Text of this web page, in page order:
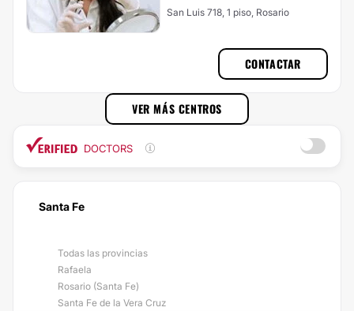
San Luis 718, 1 piso, Rosario
CONTACTAR
VER MÁS CENTROS
DOCTORS
Santa Fe
Todas las provincias
Rafaela
Rosario (Santa Fe)
Santa Fe de la Vera Cruz